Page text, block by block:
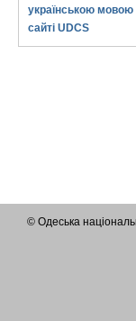
українською мовою
сайті UDCS
© Одеська